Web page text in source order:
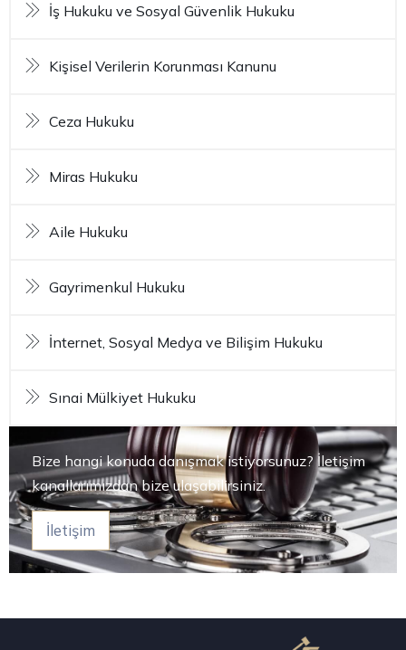
İş Hukuku ve Sosyal Güvenlik Hukuku
Kişisel Verilerin Korunması Kanunu
Ceza Hukuku
Miras Hukuku
Aile Hukuku
Gayrimenkul Hukuku
İnternet, Sosyal Medya ve Bilişim Hukuku
Sınai Mülkiyet Hukuku
Bize hangi konuda danışmak istiyorsunuz? İletişim
kanallarımızdan bize ulaşabilirsiniz.
İletişim